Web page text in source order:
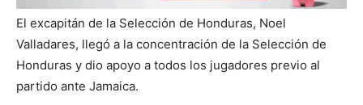
El excapitán de la Selección de Honduras, Noel
Valladares, llegó a la concentración de la Selección de
Honduras y dio apoyo a todos los jugadores previo al
partido ante Jamaica.